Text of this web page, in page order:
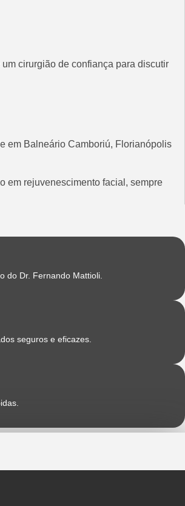
cirurgião de confiança para discutir
em Balneário Camboriú, Florianópolis
em rejuvenescimento facial, sempre
do Dr. Fernando Mattioli.
seguros e eficazes.